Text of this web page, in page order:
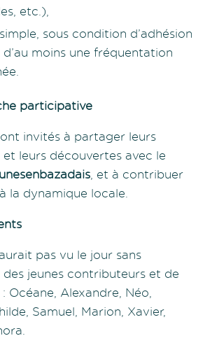
etc.),
sous condition d’adhésion
d’au moins une fréquentation
participative
invités à partager leurs
et leurs découvertes avec le
, et à contribuer
la dynamique locale.
pas vu le jour sans
des jeunes contributeurs et de
Océane, Alexandre, Néo,
Samuel, Marion, Xavier,